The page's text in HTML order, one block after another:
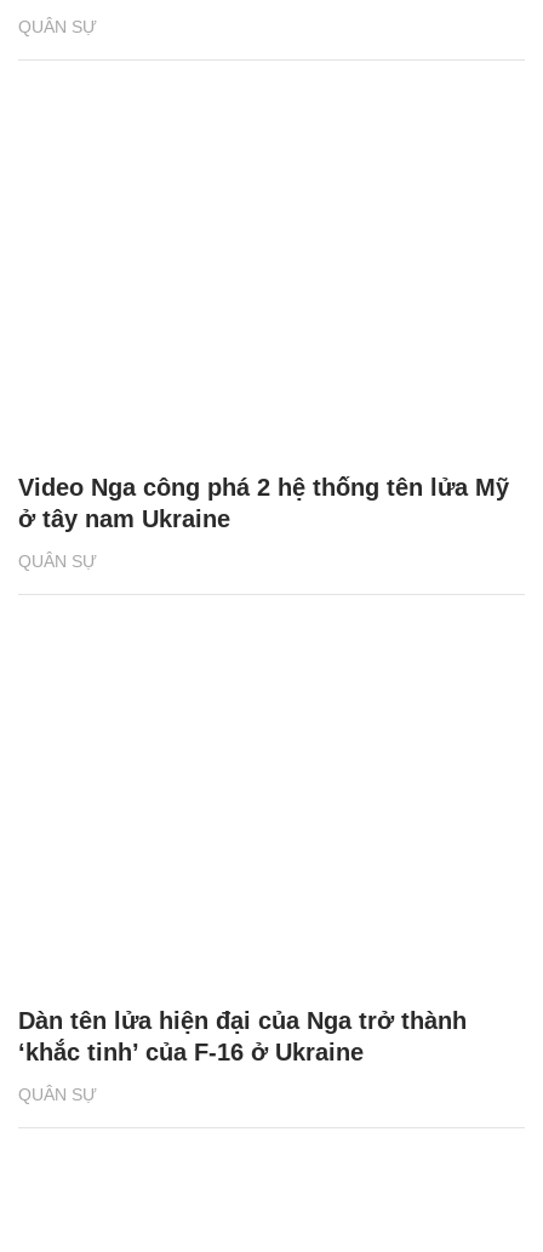
QUÂN SỰ
QUÂN SỰ
Video Nga công phá 2 hệ thống tên lửa Mỹ
ở tây nam Ukraine
QUÂN SỰ
Dàn tên lửa hiện đại của Nga trở thành
‘khắc tinh’ của F-16 ở Ukraine